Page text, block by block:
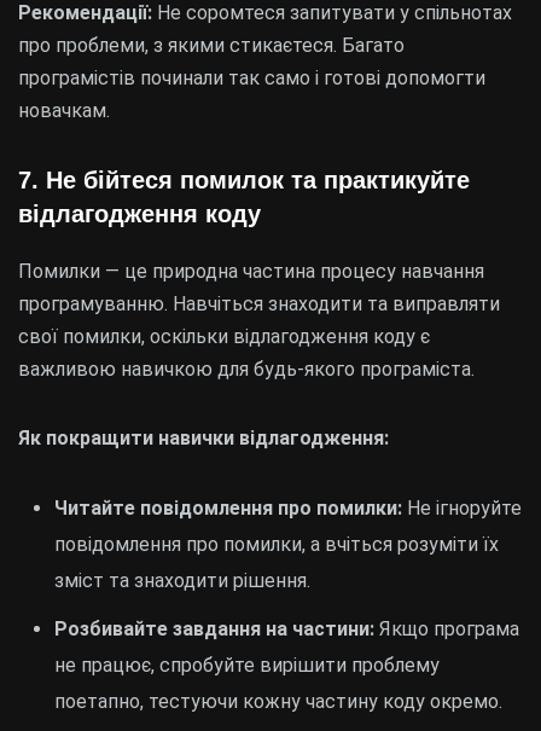
Рекомендації: Не соромтеся запитувати у спільнотах
про проблеми, з якими стикаєтеся. Багато
програмістів починали так само і готові допомогти
новачкам.
7. Не бійтеся помилок та практикуйте
відлагодження коду
Помилки — це природна частина процесу навчання
програмуванню. Навчіться знаходити та виправляти
свої помилки, оскільки відлагодження коду є
важливою навичкою для будь-якого програміста.
Як покращити навички відлагодження:
Читайте повідомлення про помилки: Не ігноруйте
повідомлення про помилки, а вчіться розуміти їх
зміст та знаходити рішення.
Розбивайте завдання на частини: Якщо програма
не працює, спробуйте вирішити проблему
поетапно, тестуючи кожну частину коду окремо.